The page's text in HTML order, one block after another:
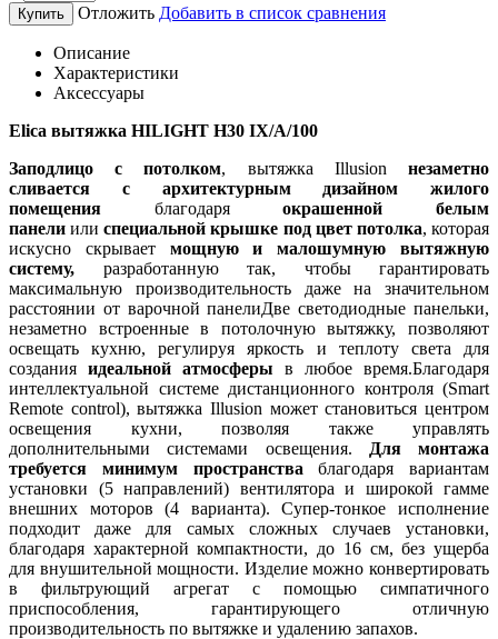
Купить Отложить Добавить в список сравнения
Описание
Характеристики
Аксессуары
Elica вытяжка HILIGHT H30 IX/A/100
Заподлицо с потолком, вытяжка Illusion незаметно
сливается с архитектурным дизайном жилого
помещения благодаряокрашенной белым
панели илиспециальной крышке под цвет потолка, которая
искусно скрывает мощную и малошумную вытяжную
систему, разработанную так, чтобы гарантировать
максимальную производительность даже на значительном
расстоянии от варочной панелиДве светодиодные панельки,
незаметно встроенные в потолочную вытяжку, позволяют
освещать кухню, регулируя яркость и теплоту света для
создания идеальной атмосферы в любое время.Благодаря
интеллектуальной системе дистанционного контроля (Smart
Remote control), вытяжка Illusion может становиться центром
освещения кухни, позволяя также управлять
дополнительными системами освещения.
Для монтажа
требуется минимум пространства благодаря вариантам
установки (5 направлений) вентилятора и широкой гамме
внешних моторов (4 варианта). Супер-тонкое исполнение
подходит даже для самых сложных случаев установки,
благодаря характерной компактности, до 16 см, без ущерба
для внушительной мощности. Изделие можно конвертировать
в фильтрующий агрегат с помощью симпатичного
приспособления, гарантирующего отличную
производительность по вытяжке и удалению запахов.